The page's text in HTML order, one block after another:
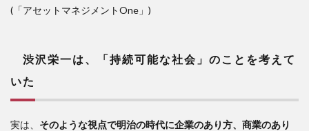
(「アセットマネジメントOne」)
渋沢栄一は、「持続可能な社会」のことを考えて
いた
実は、 そのような視点で明治の時代に企業のあり方、商業のあり